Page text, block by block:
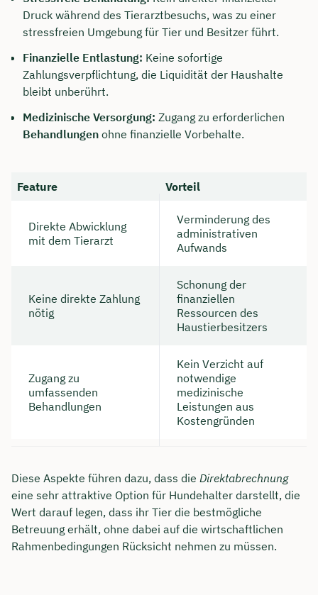
Druck während des Tierarztbesuchs, was zu einer
stressfreien Umgebung für Tier und Besitzer führt.
Finanzielle Entlastung: Keine sofortige
Zahlungsverpflichtung, die Liquidität der Haushalte
bleibt unberührt.
Medizinische Versorgung: Zugang zu erforderlichen
Behandlungen ohne finanzielle Vorbehalte.
Feature Vorteil
Direkte Abwicklung
mit dem Tierarzt
Verminderung des
administrativen
Aufwands
Keine direkte Zahlung
nötig
Schonung der
finanziellen
Ressourcen des
Haustierbesitzers
Zugang zu
umfassenden
Behandlungen
Kein Verzicht auf
notwendige
medizinische
Leistungen aus
Kostengründen
Diese Aspekte führen dazu, dass die Direktabrechnung
eine sehr attraktive Option für Hundehalter darstellt, die
Wert darauf legen, dass ihr Tier die bestmögliche
Betreuung erhält, ohne dabei auf die wirtschaftlichen
Rahmenbedingungen Rücksicht nehmen zu müssen.
Dauer: ca. 30 Minuten
Kostenfrei & unverbindlich